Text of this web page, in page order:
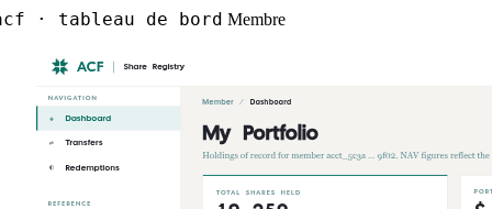
· tableau de bord Membre